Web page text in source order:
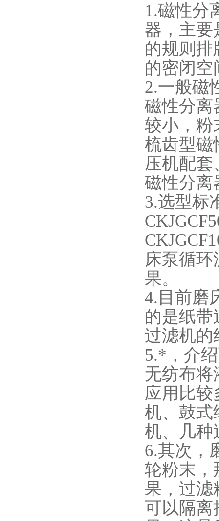
1.磁性分
器，主要
的规则
的密闭空
2.一般磁
磁性分离
较小，粉
梳齿型磁
压机配
磁性分离
3.选型标
床泵循
果。
4.目前磨
的是纸
过滤机的
5.*，介
无纺布将
应用比
机、鼓式
机、几种
6.其次，
轮粉末，
果，过滤
可以隔离